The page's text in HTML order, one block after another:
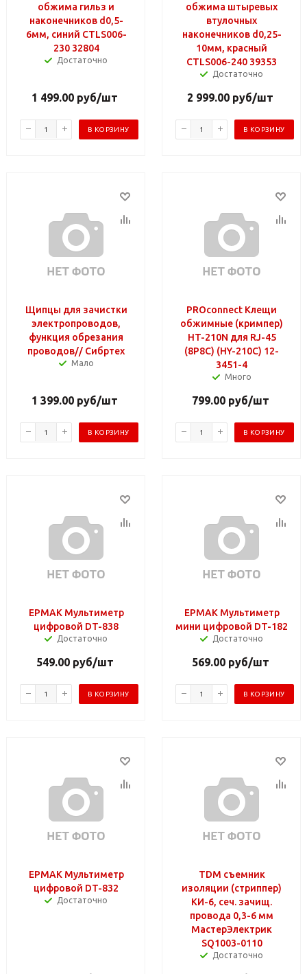
обжима гильз и
наконечников d0,5-
6мм, синий CTLS006-
230 32804
Достаточно
1 499.00 руб/шт
В КОРЗИНУ
обжима штыревых
втулочных
наконечников d0,25-
10мм, красный
CTLS006-240 39353
Достаточно
2 999.00 руб/шт
В КОРЗИНУ
Щипцы для зачистки
электропроводов,
функция обрезания
проводов// Сибртех
Мало
1 399.00 руб/шт
В КОРЗИНУ
PROconnect Клещи
обжимные (кримпер)
HT-210N для RJ-45
(8P8C) (HY-210C) 12-
3451-4
Много
799.00руб/шт
В КОРЗИНУ
ЕРМАК Мультиметр
цифровой DT-838
Достаточно
549.00руб/шт
В КОРЗИНУ
ЕРМАК Мультиметр
мини цифровой DT-182
Достаточно
569.00руб/шт
В КОРЗИНУ
ЕРМАК Мультиметр
цифровой DT-832
Достаточно
TDM съемник
изоляции (стриппер)
КИ-6, сеч. зачищ.
провода 0,3-6 мм
МастерЭлектрик
SQ1003-0110
Достаточно